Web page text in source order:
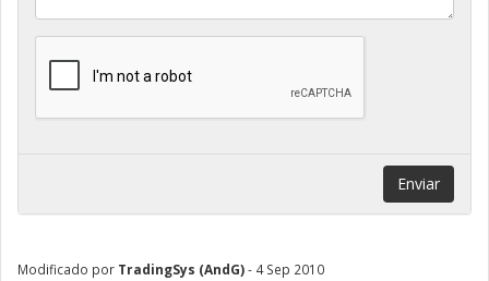
Enviar
Modificado por TradingSys (AndG)- 4 Sep 2010